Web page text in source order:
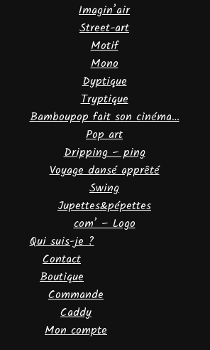
Imagin’air
Street-art
Motif
Mono
Dyptique
Tryptique
Bamboupop fait son cinéma…
Pop art
Dripping – ping
Voyage dansé apprêté
Swing
Jupettes&pépettes
com’ – Logo
Qui suis-je ?
Contact
Boutique
Commande
Caddy
Mon compte